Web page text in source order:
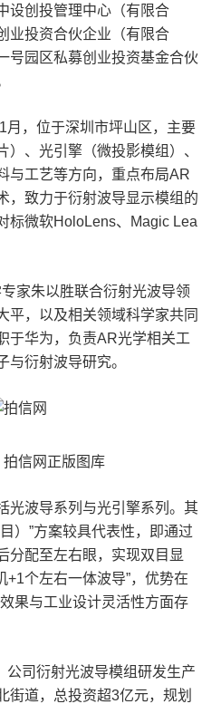
设创投管理中心（有限合
业投资合伙企业（有限合
号园区私募创业投资基金合伙
月，位于深圳市坪山区，主要
、光引擎（微投影模组）、
与工艺等方向，重点布局AR
，致力于衍射波导显示模组的
标微软HoloLens、Magic Lea
家朱以胜联合衍射光波导领
平，以及相关领域科学家共同
于华为，负责AR光学相关工
与衍射波导研究。
拍信网正版图库
光波导系列与光引擎系列。其
）”方案较具代表性，即通过
分配至左右眼，实现双目显
+1个左右一体波导”，优势在
果与工业设计灵活性方面存
公司衍射光波导模组研发生产
街道，总投资超3亿元，规划